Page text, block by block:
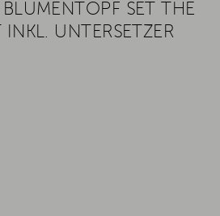
BLUMENTOPF SET THE
UNTERSETZER